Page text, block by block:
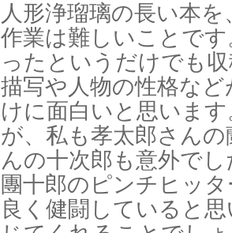
人形浄瑠璃の長い本
作業は難しいことで
ったというだけでも
描写や人物の性格な
けに面白いと思いま
が、私も孝太郎さん
んの十次郎も意外でし
團十郎のピンチヒッ
良く健闘していると